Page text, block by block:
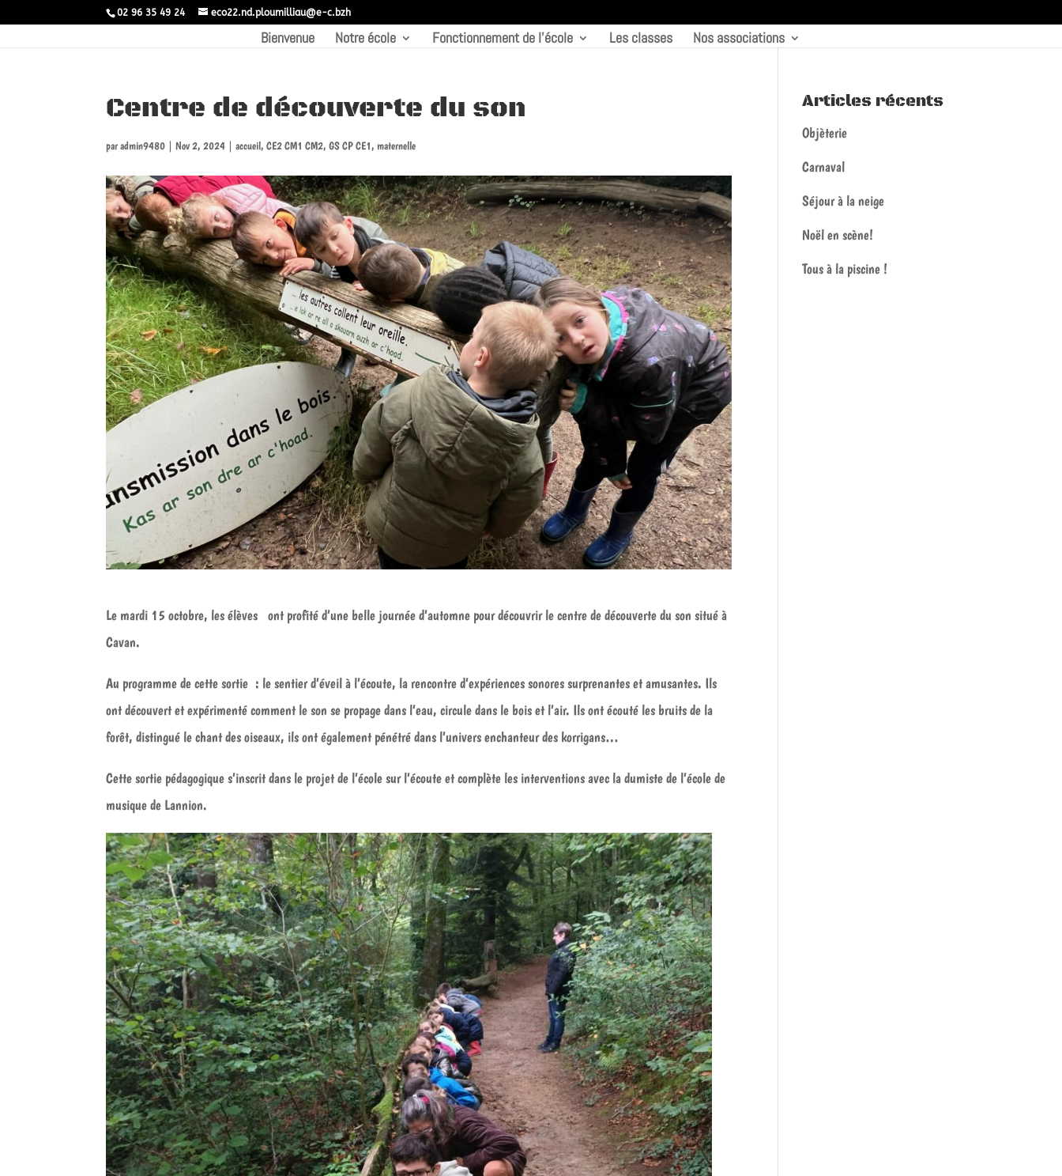
02 96 35 49 24 eco22.nd.ploumilliau@e-c.bzh
Bienvenue Notre école Fonctionnement de l’école Les classes Nos associations
Centre de découverte du son
paradmin9480 |Nov 2, 2024 |accueil,CE2 CM1 CM2,GS CP CE1, maternelle
Le mardi 15 octobre, les élèves ont profité d’une belle journée d’automne pour découvrir le centre de découverte du son situé à
Cavan.
Au programme de cette sortie : le sentier d’éveil à l’écoute, la rencontre d’expériences sonores surprenantes et amusantes. Ils
ont découvert et expérimenté comment le son se propage dans l’eau, circule dans le bois et l’air. Ils ont écouté les bruits de la
forêt, distingué le chant des oiseaux, ils ont également pénétré dans l’univers enchanteur des korrigans…
Cette sortie pédagogique s’inscrit dans le projet de l’école sur l’écoute et complète les interventions avec la dumiste de l’école de
musique de Lannion.
Articles récents
Objèterie
Carnaval
Séjour à la neige
Noël en scène!
Tous à la piscine !